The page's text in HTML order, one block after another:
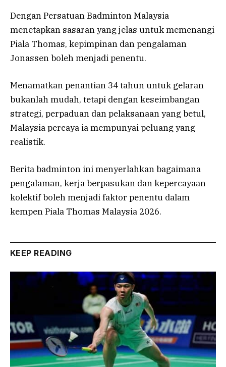
Dengan Persatuan Badminton Malaysia
menetapkan sasaran yang jelas untuk memenangi
Piala Thomas, kepimpinan dan pengalaman
Jonassen boleh menjadi penentu.
Menamatkan penantian 34 tahun untuk gelaran
bukanlah mudah, tetapi dengan keseimbangan
strategi, perpaduan dan pelaksanaan yang betul,
Malaysia percaya ia mempunyai peluang yang
realistik.
Berita badminton ini menyerlahkan bagaimana
pengalaman, kerja berpasukan dan kepercayaan
kolektif boleh menjadi faktor penentu dalam
kempen Piala Thomas Malaysia 2026.
KEEP READING